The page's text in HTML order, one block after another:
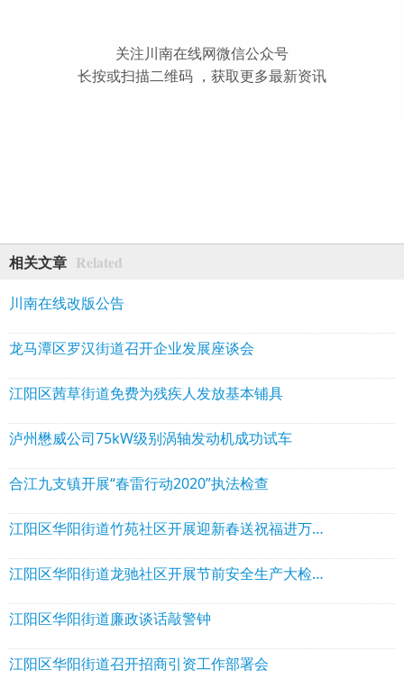
关注川南在线网微信公众号
长按或扫描二维码 ，获取更多最新资讯
相关文章 Related
川南在线改版公告
龙马潭区罗汉街道召开企业发展座谈会
江阳区茜草街道免费为残疾人发放基本铺具
泸州懋威公司75kW级别涡轴发动机成功试车
合江九支镇开展“春雷行动2020”执法检查
江阳区华阳街道竹苑社区开展迎新春送祝福进万家惠民活动
江阳区华阳街道龙驰社区开展节前安全生产大检查
江阳区华阳街道廉政谈话敲警钟
江阳区华阳街道召开招商引资工作部署会